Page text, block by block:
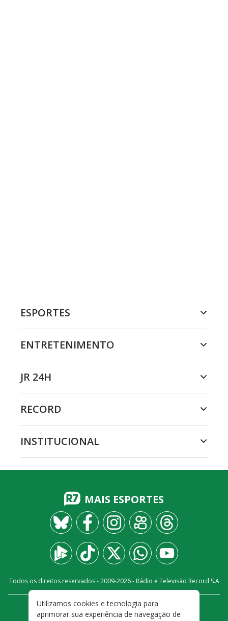
ESPORTES
ENTRETENIMENTO
JR 24H
RECORD
INSTITUCIONAL
MAIS ESPORTES
Todos os direitos reservados - 2009-2026- Rádio e Televisão Record S.A
FALE CONOSCO
PRIVACIDADE
Utilizamos cookies e tecnologia para
aprimorar sua experiência de navegação de